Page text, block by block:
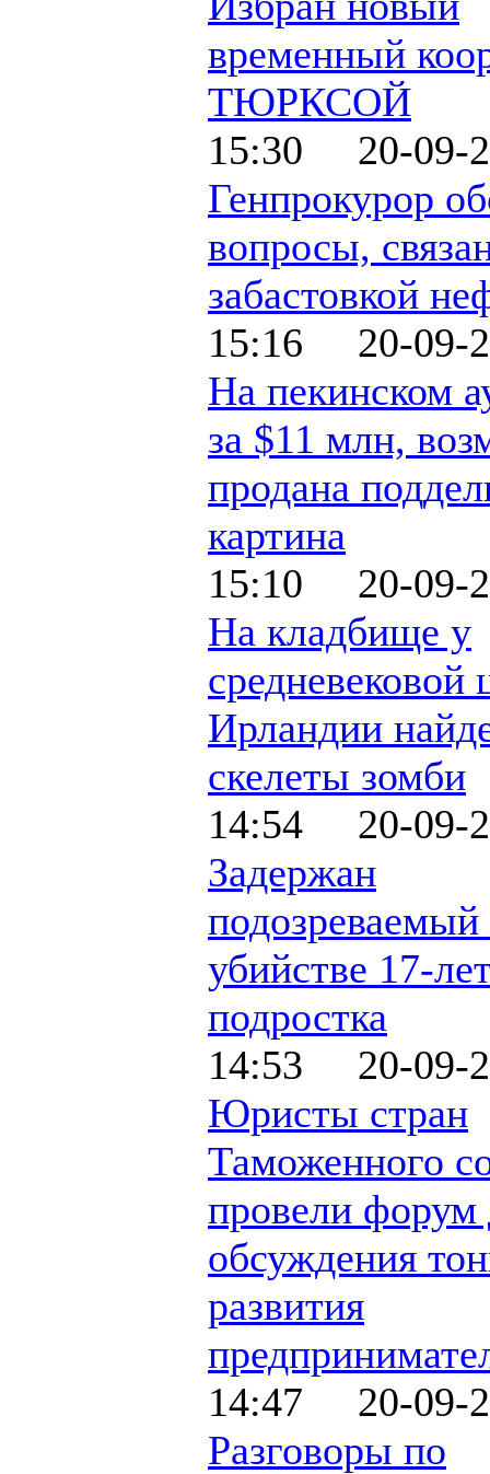
временный
ТЮРКСОЙ
15:30 20-09-
Генпрокурор
вопросы,
забастовкой
15:16 20-09-
На пекинском
за $11 млн,
продана
картина
15:10 20-09-
На кладбище у
средневековой
Ирландии
скелеты зомби
14:54 20-09-
Задержан
подозреваемый
убийстве 17-
подростка
14:53 20-09-
Юристы стран
Таможенного
провели форум
обсуждения
развития
14:47 20-09-
Разговоры по